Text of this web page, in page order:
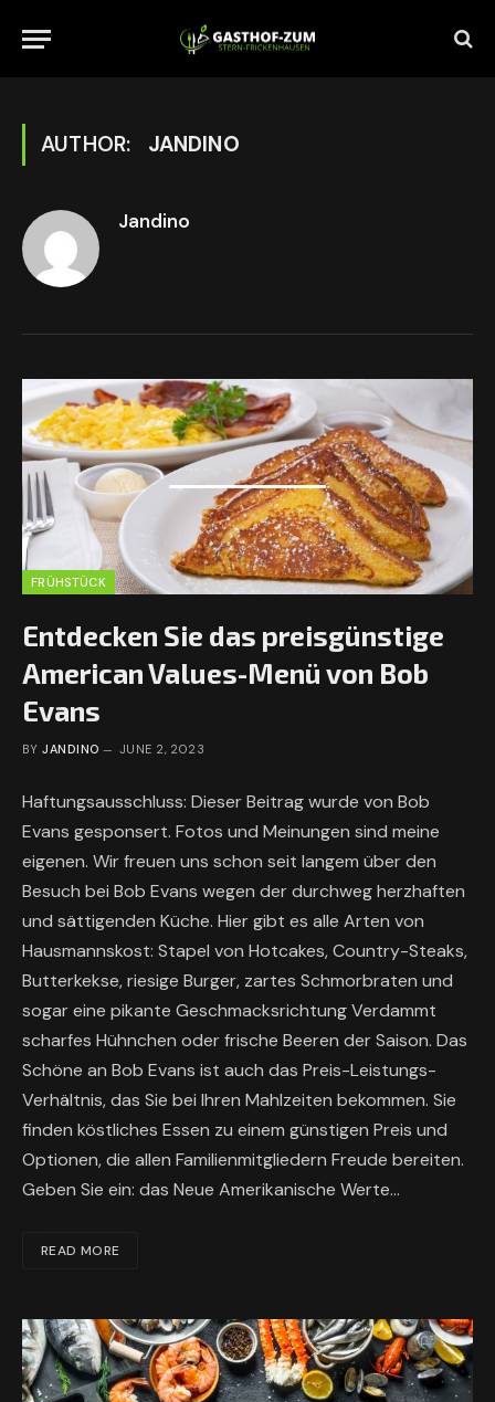
AUTHOR: JANDINO
Jandino
FRÜHSTÜCK
Entdecken Sie das preisgünstige
American Values-Menü von Bob
Evans
BY JANDINO JUNE 2, 2023
Haftungsausschluss: Dieser Beitrag wurde von Bob
Evans gesponsert. Fotos und Meinungen sind meine
eigenen. Wir freuen uns schon seit langem über den
Besuch bei Bob Evans wegen der durchweg herzhaften
und sättigenden Küche. Hier gibt es alle Arten von
Hausmannskost: Stapel von Hotcakes, Country-Steaks,
Butterkekse, riesige Burger, zartes Schmorbraten und
sogar eine pikante Geschmacksrichtung Verdammt
scharfes Hühnchen oder frische Beeren der Saison. Das
Schöne an Bob Evans ist auch das Preis-Leistungs-
Verhältnis, das Sie bei Ihren Mahlzeiten bekommen. Sie
finden köstliches Essen zu einem günstigen Preis und
Optionen, die allen Familienmitgliedern Freude bereiten.
Geben Sie ein: das Neue Amerikanische Werte…
READ MORE